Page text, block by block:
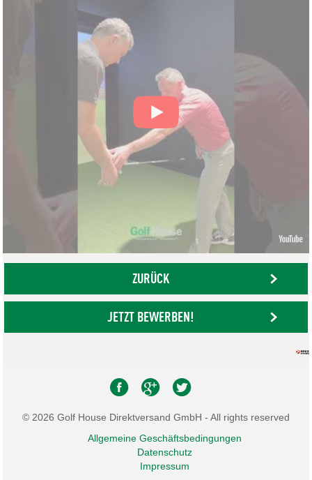
ZURÜCK
JETZT BEWERBEN!
© 2026 Golf House Direktversand GmbH - All rights reserved
Allgemeine Geschäftsbedingungen
Datenschutz
Impressum